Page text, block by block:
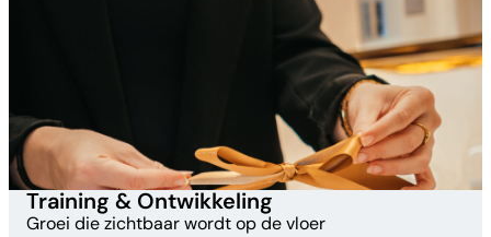
Training & Ontwikkeling​
Groei die zichtbaar wordt op de vloer